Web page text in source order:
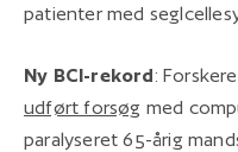
patienter med
Ny BCI-rekord:
udført forsøg med
paralyseret 65-årig